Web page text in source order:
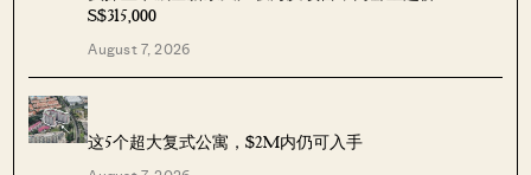
S$315,000
August 7, 2026
这5个超大复式公寓，$2M内仍可入手